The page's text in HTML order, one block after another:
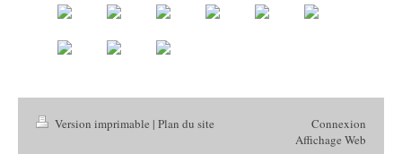
Version imprimable | Plan du site
Connexion
Affichage Web